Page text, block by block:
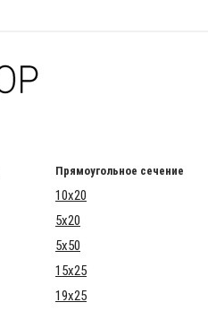
Прямоугольное сечение
10x20
5x20
5x50
15x25
19x25